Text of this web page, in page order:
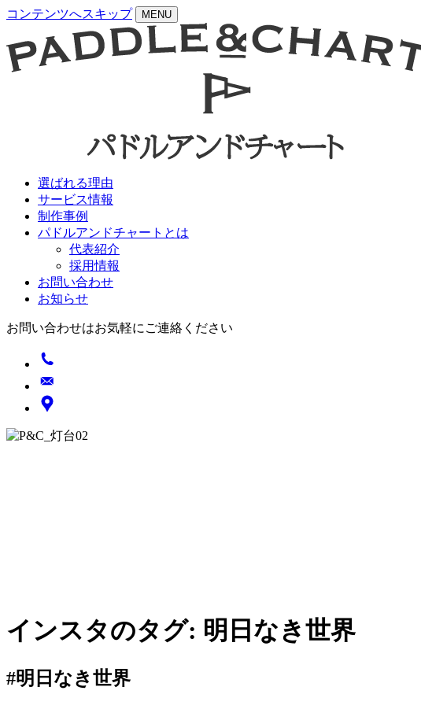
コンテンツへスキップ MENU
選ばれる理由
サービス情報
制作事例
パドルアンドチャートとは
代表紹介
採用情報
お問い合わせ
お知らせ
お問い合わせはお気軽にご連絡ください
インスタのタグ: 明日なき世界
#明日なき世界